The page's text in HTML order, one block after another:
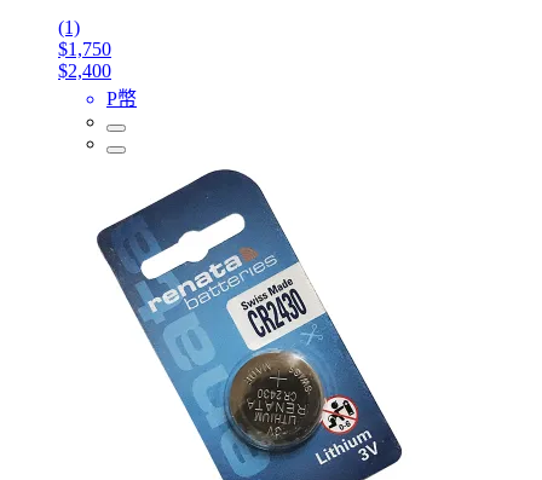
(1)
$1,750
$2,400
P幣